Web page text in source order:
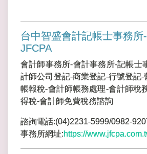
台中智盛會計記帳士事務
JFCPA
會計師事務所-會計事務所-記帳士
計師公司登記-商業登記-行號登記
帳報稅-會計師帳務處理-會計師稅
得稅-會計師免費稅務諮詢
諮詢電話:(04)2231-5999/0982-
事務所網址:https://